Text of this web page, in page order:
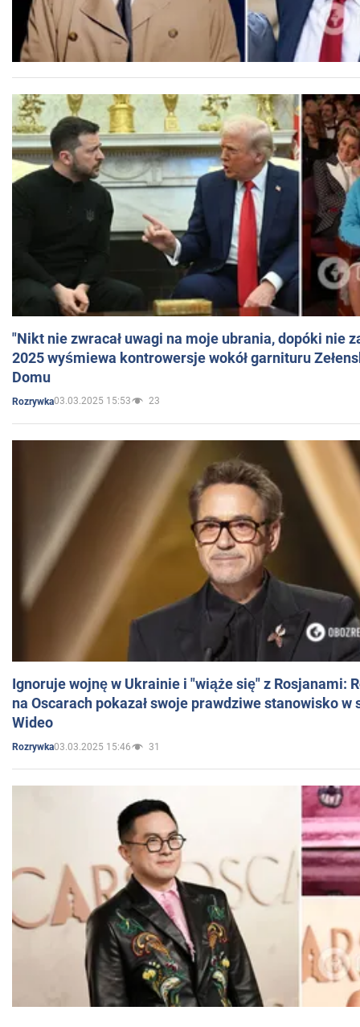
"Nikt nie zwracał uwagi na moje ubrania, dopóki nie
2025 wyśmiewa kontrowersje wokół garnituru
Domu
Rozrywka03.03.2025 15:53 23
Ignoruje wojnę w Ukrainie i "wiąże się" z Rosjanami:
na Oscarach pokazał swoje prawdziwe stanowisko w
Wideo
Rozrywka03.03.2025 15:46 31